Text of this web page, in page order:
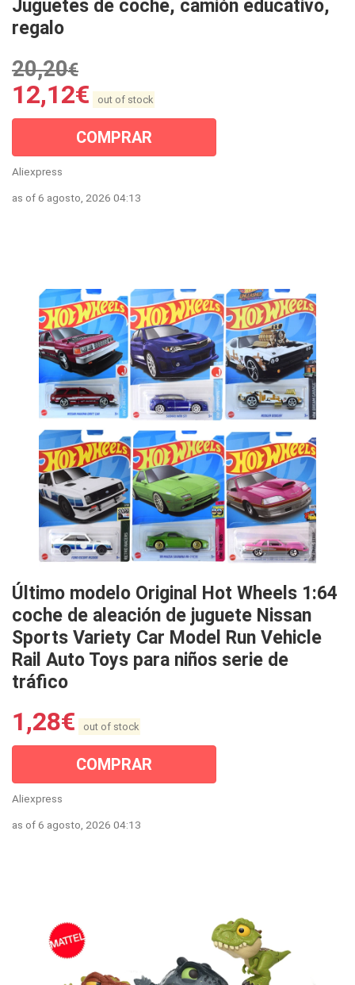
Juguetes de coche, camión educativo,
regalo
20,20€
12,12€ out of stock
COMPRAR
Aliexpress
as of 6 agosto, 2026 04:13
Último modelo Original Hot Wheels 1:64
coche de aleación de juguete Nissan
Sports Variety Car Model Run Vehicle
Rail Auto Toys para niños serie de
tráfico
1,28€ out of stock
COMPRAR
Aliexpress
as of 6 agosto, 2026 04:13